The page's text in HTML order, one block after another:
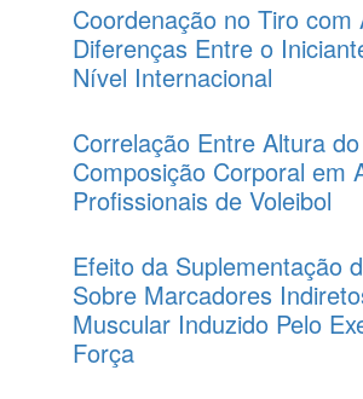
Coordenação no Tiro com
Diferenças Entre o
Nível Internacional
Correlação Entre Altura
Composição Corporal em
Profissionais de Voleibol
Efeito da Suplementação
Sobre Marcadores
Muscular Induzido Pelo
Força